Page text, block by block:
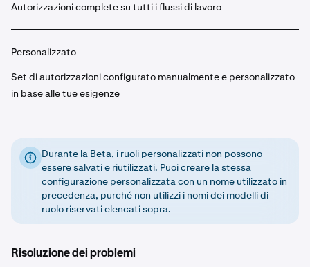
Autorizzazioni complete su tutti i flussi di lavoro
Personalizzato
Set di autorizzazioni configurato manualmente e personalizzato
in base alle tue esigenze
Durante la Beta, i ruoli personalizzati non possono
essere salvati e riutilizzati. Puoi creare la stessa
configurazione personalizzata con un nome utilizzato in
precedenza, purché non utilizzi i nomi dei modelli di
ruolo riservati elencati sopra.
Risoluzione dei problemi